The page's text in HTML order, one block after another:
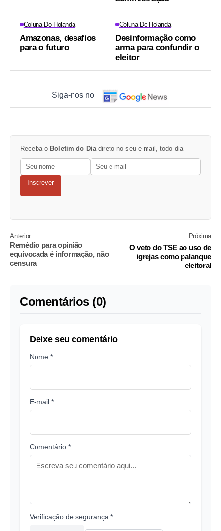
Coluna Do Holanda
Amazonas, desafios
para o futuro
Coluna Do Holanda
Desinformação como
arma para confundir o
eleitor
Siga-nos no
Receba o Boletim do Diadireto no seu e-mail, todo dia.
Inscrever
Anterior
Remédio para opinião
equivocada é informação, não
censura
Próxima
O veto do TSE ao uso de
igrejas como palanque
eleitoral
Comentários (0)
Deixe seu comentário
Nome *
E-mail *
Comentário *
Verificação de segurança *